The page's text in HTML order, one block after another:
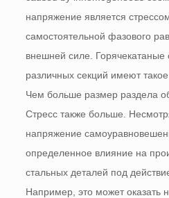
напряжение является
самостоятельной фазового
внешней силе. Горячекатаные
различных секций имеют
Чем больше размер раздела
Стресс также больше.
напряжение
определенное влияние на
стальных деталей под
Например, это может оказать